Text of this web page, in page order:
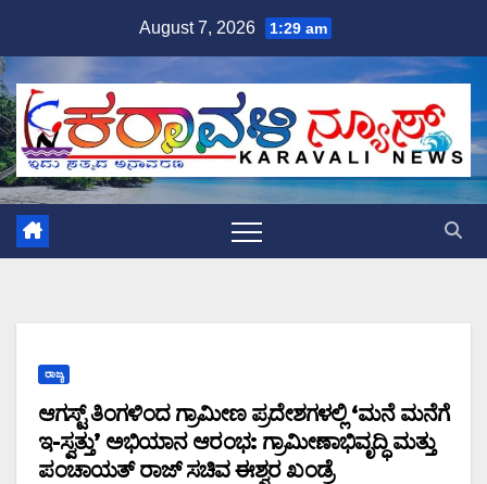
content
August 7, 2026 1:29 am
ರಾಜ್ಯ
ಆಗಸ್ಟ್ ತಿಂಗಳಿಂದ ಗ್ರಾಮೀಣ ಪ್ರದೇಶಗಳಲ್ಲಿ ‘ಮನೆ ಮನೆಗೆ
ಇ-ಸ್ವತ್ತು’ ಅಭಿಯಾನ ಆರಂಭ: ಗ್ರಾಮೀಣಾಭಿವೃದ್ಧಿ ಮತ್ತು
ಪಂಚಾಯತ್ ರಾಜ್ ಸಚಿವ ಈಶ್ವರ ಖಂಡ್ರೆ